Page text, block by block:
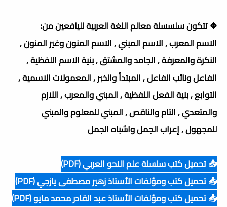
❅ تتكون سلسسلة معالم اللغة العربية لليافعين من:
الاسم المعرب , الاسم المبني , الاسم المنون وغير المنون ,
النكرة والمعرفة , الجامد والمشتق , بنية الاسم اللفظية ,
الفاعل ونائب الفاعل , المبتدأ والخبر , المعمولات الاسمية ,
التوابع , بنية الفعل اللفظية , المبني والمعرب , اللازم
والمتعدي , التام والناقص , المبني للمعلوم والمبني
للمجهول , إعراب الجمل واشباه الجمل
📥 تحميل كتب سلسلة علم النحو العربي (PDF)
📥 تحميل كتب ومؤلفات الأستاذ زهير مصطفى يازجي (PDF)
📥 تحميل كتب ومؤلفات الأستاذ عبد القادر محمد مايو (PDF)